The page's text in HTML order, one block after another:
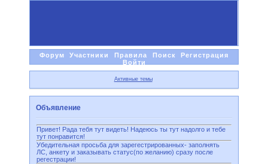
Форум Участники Правила Поиск
Регистрация
Войти
Активные темы
Объявление
Привет! Рада тебя тут видеть! Надеюсь ты тут надолго и тебе
тут понравится!
Убедительная просьба для зарегестрированных- заполнять
ЛС, анкету и заказывать статус(по желанию) сразу после
регестрации!